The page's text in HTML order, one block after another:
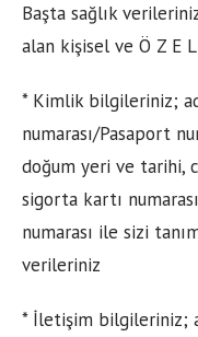
Başta sağlık
alan kişisel ve Ö Z E
* Kimlik bilgileriniz;
numarası/Pasaport
doğum yeri ve tarihi,
sigorta kartı
numarası ile sizi
verileriniz
* İletişim bilgileriniz;